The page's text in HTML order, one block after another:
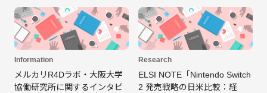
Information
メルカリR4Dラボ・大阪大学
協働研究所に関するインタビ
Research
ELSI NOTE「Nintendo Switch
2 発売戦略の日米比較：経